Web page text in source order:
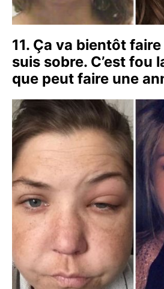
11. Ça va bientôt
suis sobre. C’est fou
que peut faire une